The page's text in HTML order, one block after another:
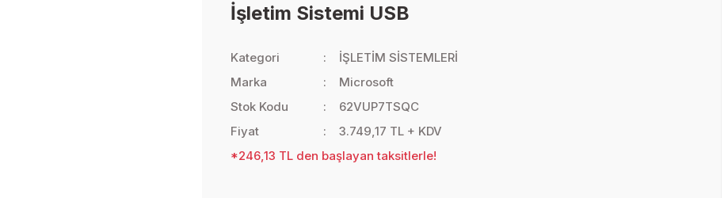
İşletim Sistemi USB
Kategori
İŞLETİM SİSTEMLERİ
Marka
Microsoft
Stok Kodu
62VUP7TSQC
Fiyat
3.749,17 TL + KDV
*246,13 TL den başlayan taksitlerle!